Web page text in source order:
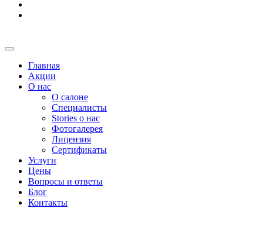
Главная
Акции
О нас
О салоне
Специалисты
Stories о нас
Фотогалерея
Лицензия
Сертификаты
Услуги
Цены
Вопросы и ответы
Блог
Контакты